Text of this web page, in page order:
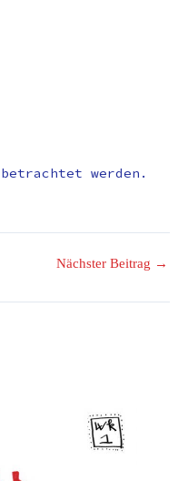
betrachtet werden.
Nächster Beitrag →